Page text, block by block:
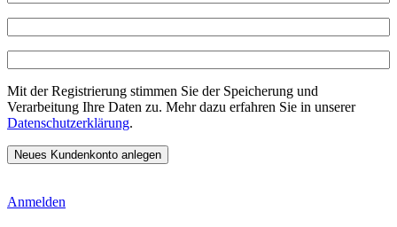
Mit der Registrierung stimmen Sie der Speicherung und
Verarbeitung Ihre Daten zu. Mehr dazu erfahren Sie in unserer
Datenschutzerklärung.
Anmelden